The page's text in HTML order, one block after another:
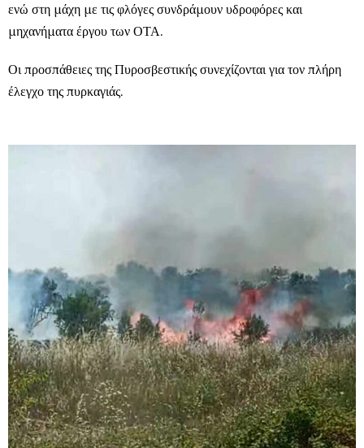
ενώ στη μάχη με τις φλόγες συνδράμουν υδροφόρες και
μηχανήματα έργου των ΟΤΑ.
Οι προσπάθειες της Πυροσβεστικής συνεχίζονται για τον πλήρη
έλεγχο της πυρκαγιάς.